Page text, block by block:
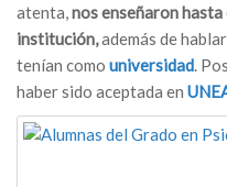
atenta,nos enseñaron
institución,además de
tenían como universidad.
haber sido aceptada en